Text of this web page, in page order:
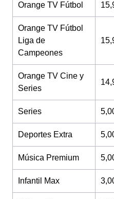
Orange TV Fútbol
Orange TV Fútbol
Liga de
Campeones
Orange TV Cine y
Series
Series
Deportes Extra
Música Premium
Infantil Max